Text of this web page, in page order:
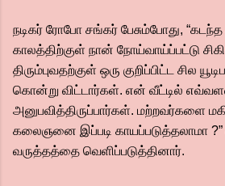
நடிகர் ரோபோ சங்கர் பேசும்போது,
காலத்திற்குள் நான் நோய்வாய்ப்பட்டு
திரும்புவதற்குள் ஒரு குறிப்பிட்ட சில
கொன்று விட்டார்கள். என் வீட்டில்
அனுபவித்திருப்பார்கள். மற்றவர்களை
கலைஞனை இப்படி காயப்படுத்தலாமா
வருத்தத்தை வெளிப்படுத்தினார்.